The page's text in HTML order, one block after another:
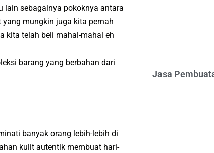
lain sebagainya pokoknya antara
mungkin juga kita pernah
kita telah beli mahal-mahal eh
barang yang berbahan dari
banyak orang lebih-lebih di
kulit autentik membuat hari-
Jasa